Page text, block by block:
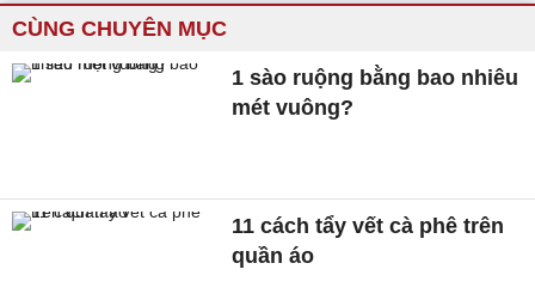
CÙNG CHUYÊN MỤC
1 sào ruộng bằng bao nhiêu
mét vuông?
11 cách tẩy vết cà phê trên
quần áo